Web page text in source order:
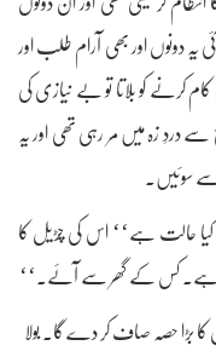
دونوں اور بھی آرام طلب اور
کرنے کو بلاتا تو بے نیازی کی
دردِ زہ میں مر رہی تھی اور یہ
سے سوئیں۔
تو کیا حالت ہے‘‘ اس کی چڑیل کا
ہے۔ کس کے گھر سے آئے۔‘‘
کا بڑا حصہ صاف کر دے گا۔ بولا